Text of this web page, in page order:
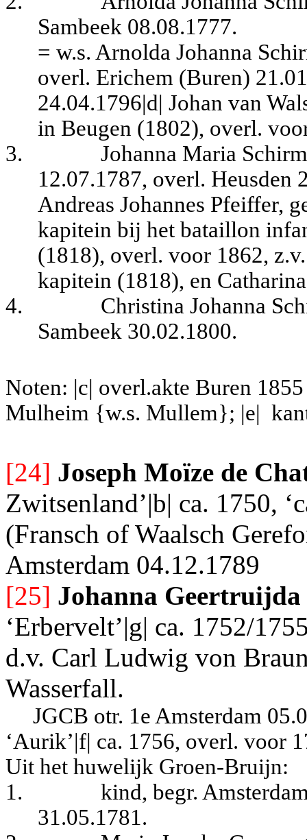
Sambeek 08.08.1777.
= w.s. Arnolda Johanna
overl. Erichem (Buren)
24.04.1796|d| Johan van
in Beugen (1802), overl.
3.
Johanna Maria
12.07.1787, overl. Heusden
Andreas Johannes Pfeiffer,
kapitein bij het bataillon
(1818), overl. voor 1862,
kapitein (1818), en
4.
Christina Johanna
Sambeek 30.02.1800.
Noten: |c| overl.akte Buren
Mulheim {w.s. Mullem}; |e|
[24] Joseph Moïze de
Zwitsenland’|b| ca. 1750,
(Fransch of Waalsch
Amsterdam 04.12.1789
[25] Johanna
‘Erbervelt’|g| ca. 1752/
d.v. Carl Ludwig von
Wasserfall.
JGCB otr. 1e Amsterdam
‘Aurik’|f| ca. 1756, overl. voor
Uit het huwelijk Groen-Bruijn:
1.
kind, begr.
31.05.1781.